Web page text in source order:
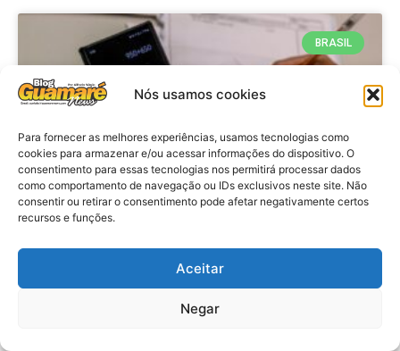
Nós usamos cookies
Para fornecer as melhores experiências, usamos tecnologias como
cookies para armazenar e/ou acessar informações do dispositivo. O
consentimento para essas tecnologias nos permitirá processar dados
como comportamento de navegação ou IDs exclusivos neste site. Não
consentir ou retirar o consentimento pode afetar negativamente certos
recursos e funções.
Aceitar
Negar
BRASIL
Economia: Prazo de adesão ao
Programa Desenrola 2.0 é
prorrogado